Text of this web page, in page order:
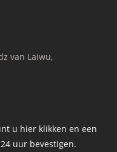
van Laiwu,
u hier klikken en een
uur bevestigen.